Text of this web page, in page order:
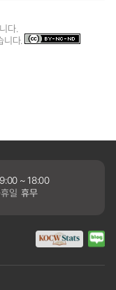
다.
니다.
~ 18:00
일 휴무